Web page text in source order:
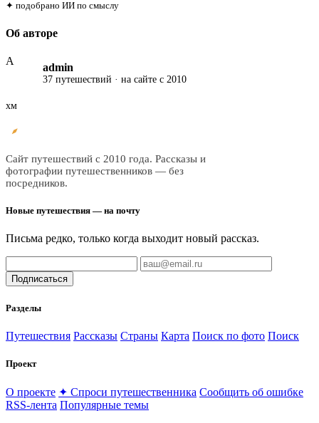
✦ подобрано ИИ по смыслу
Об авторе
A
admin
37 путешествий · на сайте с 2010
хм
Сайт путешествий с 2010 года. Рассказы и
фотографии путешественников — без
посредников.
Новые путешествия — на почту
Письма редко, только когда выходит новый рассказ.
Подписаться
Разделы
Путешествия Рассказы Страны Карта Поиск по фото Поиск
Проект
О проекте ✦ Спроси путешественника Сообщить об ошибке
RSS-лента Популярные темы